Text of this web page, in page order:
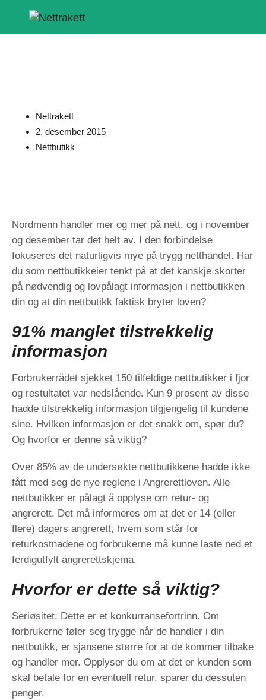
Nettrakett
2. desember 2015
Nettbutikk
Nordmenn handler mer og mer på nett, og i november
og desember tar det helt av. I den forbindelse
fokuseres det naturligvis mye på trygg netthandel. Har
du som nettbutikkeier tenkt på at det kanskje skorter
på nødvendig og lovpålagt informasjon i nettbutikken
din og at din nettbutikk faktisk bryter loven?
91% manglet tilstrekkelig
informasjon
Forbrukerrådet sjekket 150 tilfeldige nettbutikker i fjor
og restultatet var nedslående. Kun 9 prosent av disse
hadde tilstrekkelig informasjon tilgjengelig til kundene
sine. Hvilken informasjon er det snakk om, spør du?
Og hvorfor er denne så viktig?
Over 85% av de undersøkte nettbutikkene hadde ikke
fått med seg de nye reglene i Angrerettloven. Alle
nettbutikker er pålagt å opplyse om retur- og
angrerett. Det må informeres om at det er 14 (eller
flere) dagers angrerett, hvem som står for
returkostnadene og forbrukerne må kunne laste ned et
ferdigutfylt angrerettskjema.
Hvorfor er dette så viktig?
Seriøsitet. Dette er et konkurransefortrinn. Om
forbrukerne føler seg trygge når de handler i din
nettbutikk, er sjansene større for at de kommer tilbake
og handler mer. Opplyser du om at det er kunden som
skal betale for en eventuell retur, sparer du dessuten
penger.